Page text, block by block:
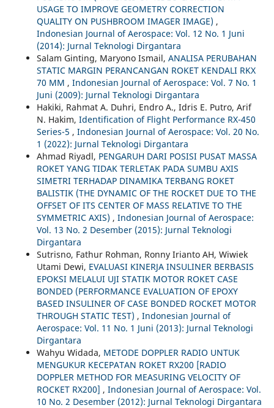
USAGE TO IMPROVE GEOMETRY CORRECTION
QUALITY ON PUSHBROOM IMAGER IMAGE) ,
Indonesian Journal of Aerospace: Vol. 12 No. 1 Juni
(2014): Jurnal Teknologi Dirgantara
Salam Ginting, Maryono Ismail, ANALISA PERUBAHAN
STATIC MARGIN PERANCANGAN ROKET KENDALI RKX
70 MM , Indonesian Journal of Aerospace: Vol. 7 No. 1
Juni (2009): Jurnal Teknologi Dirgantara
Hakiki, Rahmat A. Duhri, Endro A., Idris E. Putro, Arif
N. Hakim, Identification of Flight Performance RX-450
Series-5 , Indonesian Journal of Aerospace: Vol. 20 No.
1 (2022): Jurnal Teknologi Dirgantara
Ahmad Riyadl, PENGARUH DARI POSISI PUSAT MASSA
ROKET YANG TIDAK TERLETAK PADA SUMBU AXIS
SIMETRI TERHADAP DINAMIKA TERBANG ROKET
BALISTIK (THE DYNAMIC OF THE ROCKET DUE TO THE
OFFSET OF ITS CENTER OF MASS RELATIVE TO THE
SYMMETRIC AXIS) , Indonesian Journal of Aerospace:
Vol. 13 No. 2 Desember (2015): Jurnal Teknologi
Dirgantara
Sutrisno, Fathur Rohman, Ronny Irianto AH, Wiwiek
Utami Dewi, EVALUASI KINERJA INSULINER BERBASIS
EPOKSI MELALUI UJI STATIK MOTOR ROKET CASE
BONDED (PERFORMANCE EVALUATION OF EPOXY
BASED INSULINER OF CASE BONDED ROCKET MOTOR
THROUGH STATIC TEST) , Indonesian Journal of
Aerospace: Vol. 11 No. 1 Juni (2013): Jurnal Teknologi
Dirgantara
Wahyu Widada, METODE DOPPLER RADIO UNTUK
MENGUKUR KECEPATAN ROKET RX200 [RADIO
DOPPLER METHOD FOR MEASURING VELOCITY OF
ROCKET RX200] , Indonesian Journal of Aerospace: Vol.
10 No. 2 Desember (2012): Jurnal Teknologi Dirgantara